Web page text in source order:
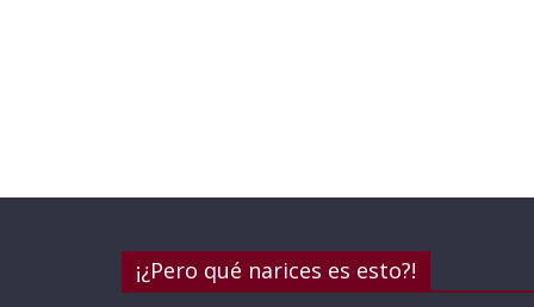
¡¿Pero qué narices es esto?!